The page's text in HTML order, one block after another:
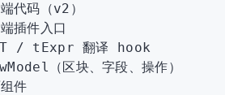
码（v2）
插件入口
/ tExpr 翻译 hook
（区块、字段、操作）
件